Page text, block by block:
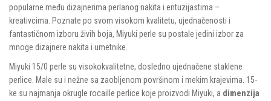
popularne među dizajnerima perlanog nakita i entuzijastima –
kreativcima. Poznate po svom visokom kvalitetu, ujednačenosti i
fantastičnom izboru živih boja, Miyuki perle su postale jedini izbor za
mnoge dizajnere nakita i umetnike.
Miyuki 15/0 perle su visokokvalitetne, dosledno ujednačene staklene
perlice. Male su i nežne sa zaobljenom površinom i mekim krajevima. 15-
ke su najmanja okrugle rocaille perlice koje proizvodi Miyuki, a dimenzija